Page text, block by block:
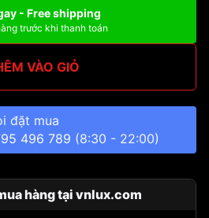
- Free shipping
trước khi thanh toán
VÀO GIỎ
đặt mua
496 789 (8:30 - 22:00)
hàng tại vnlux.com